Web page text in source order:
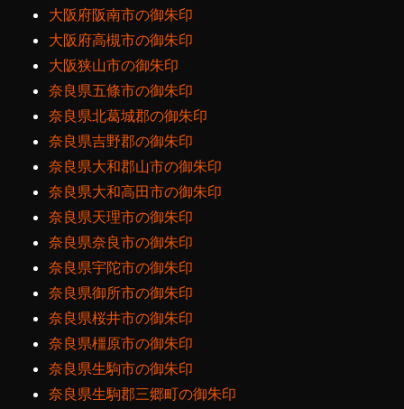
大阪府阪南市の御朱印
大阪府高槻市の御朱印
大阪狭山市の御朱印
奈良県五條市の御朱印
奈良県北葛城郡の御朱印
奈良県吉野郡の御朱印
奈良県大和郡山市の御朱印
奈良県大和高田市の御朱印
奈良県天理市の御朱印
奈良県奈良市の御朱印
奈良県宇陀市の御朱印
奈良県御所市の御朱印
奈良県桜井市の御朱印
奈良県橿原市の御朱印
奈良県生駒市の御朱印
奈良県生駒郡三郷町の御朱印